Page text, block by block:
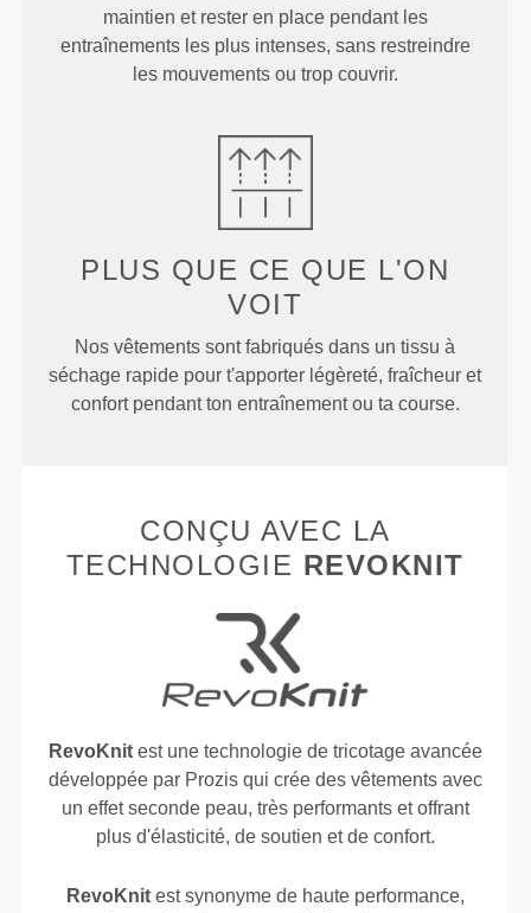
maintien et rester en place pendant les
entraînements les plus intenses, sans restreindre
les mouvements ou trop couvrir.
PLUS QUE CE QUE L'ON
VOIT
Nos vêtements sont fabriqués dans un tissu à
séchage rapide pour t'apporter légèreté, fraîcheur et
confort pendant ton entraînement ou ta course.
CONÇU AVEC LA
TECHNOLOGIE REVOKNIT
RevoKnitest une technologie de tricotage avancée
développée par Prozis qui crée des vêtements avec
un effet seconde peau, très performants et offrant
plus d'élasticité, de soutien et de confort.
RevoKnitest synonyme de haute performance,